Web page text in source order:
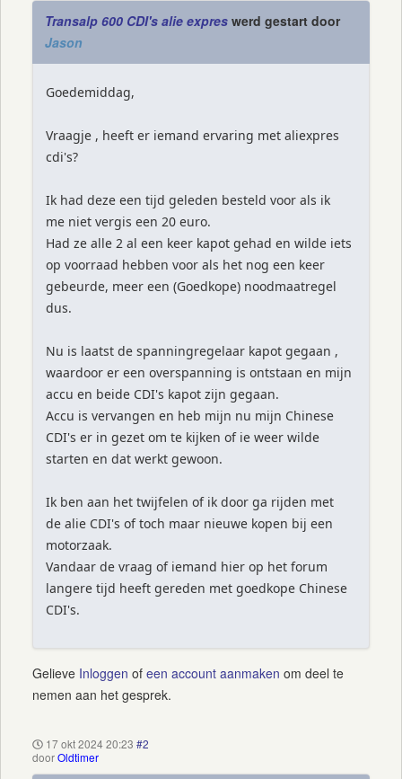
Transalp 600 CDI's alie expres werd gestart door
Jason
Goedemiddag,
Vraagje , heeft er iemand ervaring met aliexpres
cdi's?
Ik had deze een tijd geleden besteld voor als ik
me niet vergis een 20 euro.
Had ze alle 2 al een keer kapot gehad en wilde iets
op voorraad hebben voor als het nog een keer
gebeurde, meer een (Goedkope) noodmaatregel
dus.
Nu is laatst de spanningregelaar kapot gegaan ,
waardoor er een overspanning is ontstaan en mijn
accu en beide CDI's kapot zijn gegaan.
Accu is vervangen en heb mijn nu mijn Chinese
CDI's er in gezet om te kijken of ie weer wilde
starten en dat werkt gewoon.
Ik ben aan het twijfelen of ik door ga rijden met
de alie CDI's of toch maar nieuwe kopen bij een
motorzaak.
Vandaar de vraag of iemand hier op het forum
langere tijd heeft gereden met goedkope Chinese
CDI's.
Gelieve Inloggen of een account aanmaken om deel te
nemen aan het gesprek.
17 okt 2024 20:23 #2
doorOldtimer